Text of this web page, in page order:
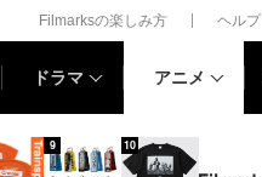
Filmarksの楽しみ方 ヘルプ
ドラマ アニメ
9 10